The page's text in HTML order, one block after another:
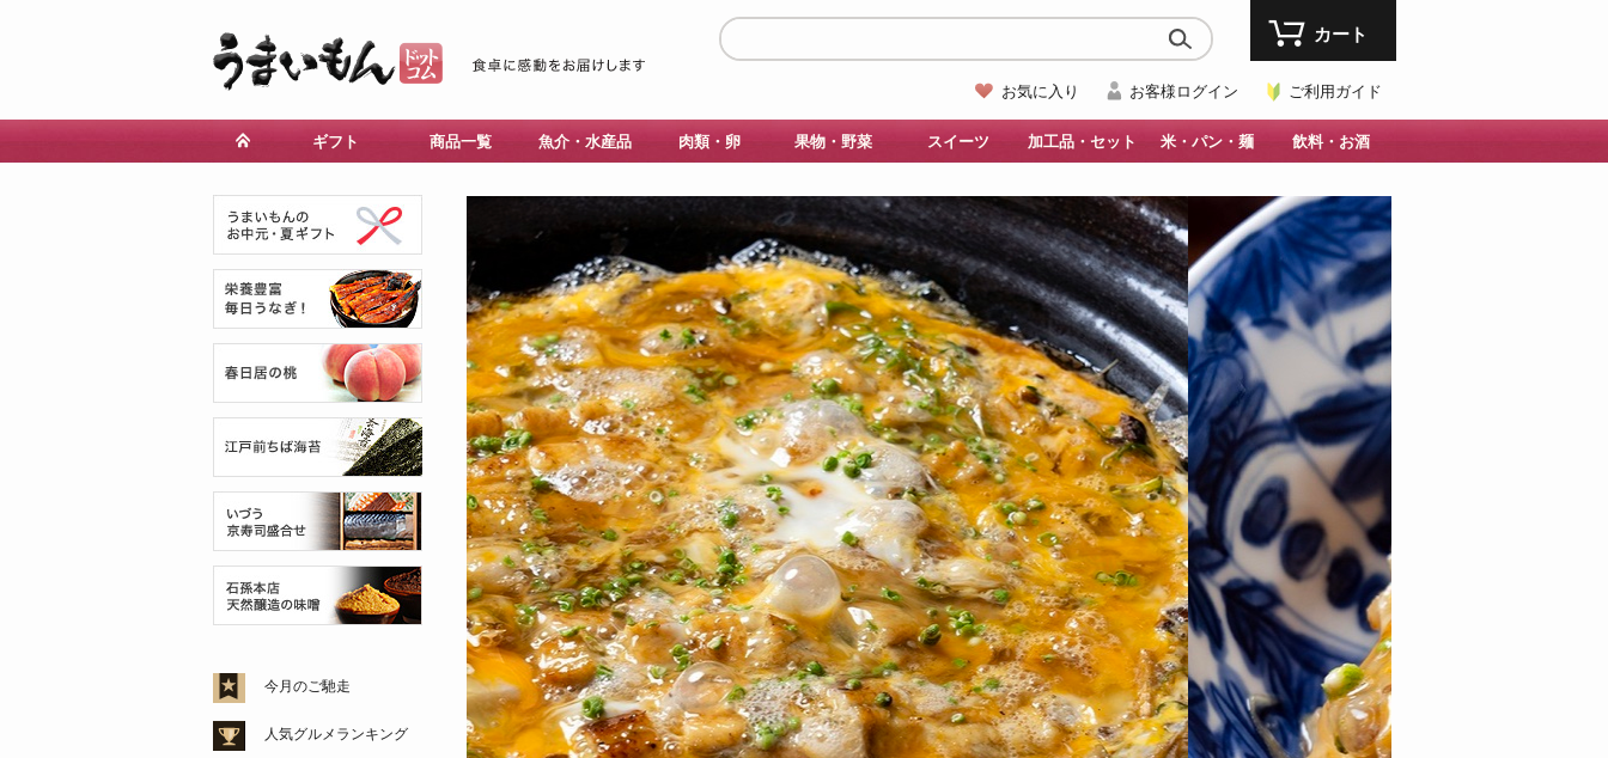
お気に入り お客様ログイン ご利用ガイド
カート
ギフト 商品一覧 魚介・水産品 肉類・卵 果物・野菜 スイーツ 加工品・セット 米・パン・麺 飲料・お酒
今月のご馳走
人気グルメランキング